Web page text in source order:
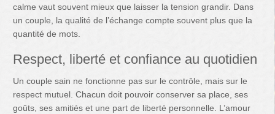
calme vaut souvent mieux que laisser la tension grandir. Dans
un couple, la qualité de l’échange compte souvent plus que la
quantité de mots.
Respect, liberté et confiance au quotidien
Un couple sain ne fonctionne pas sur le contrôle, mais sur le
respect mutuel. Chacun doit pouvoir conserver sa place, ses
goûts, ses amitiés et une part de liberté personnelle. L’amour